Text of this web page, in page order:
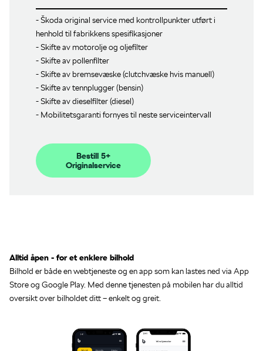
- Škoda original service med kontrollpunkter utført i
henhold til fabrikkens spesifikasjoner
- Skifte av motorolje og oljefilter
- Skifte av pollenfilter
- Skifte av bremsevæske (clutchvæske hvis manuell)
- Skifte av tennplugger (bensin)
- Skifte av dieselfilter (diesel)
- Mobilitetsgaranti fornyes til neste serviceintervall
Bestill 5+
Originalservice
Alltid åpen - for et enklere bilhold
Bilhold er både en webtjeneste og en app som kan lastes ned via App
Store og Google Play. Med denne tjenesten på mobilen har du alltid
oversikt over bilholdet ditt – enkelt og greit.